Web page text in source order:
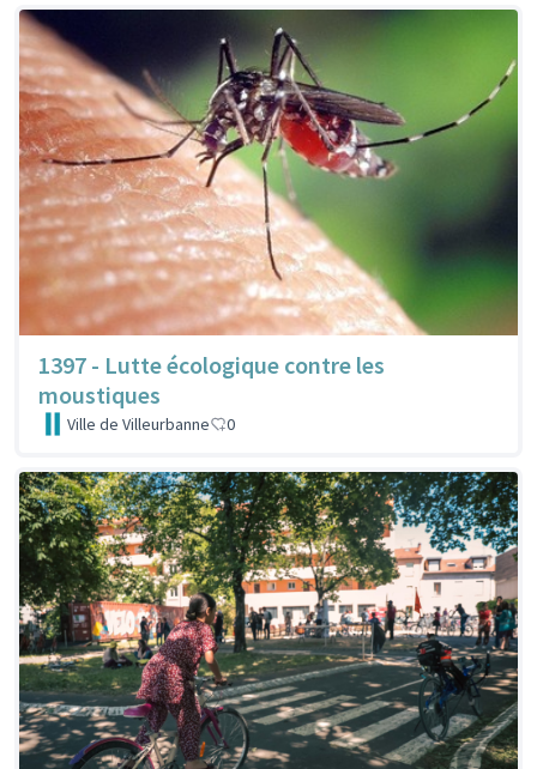
1397 - Lutte écologique contre les
moustiques
Ville de Villeurbanne 0